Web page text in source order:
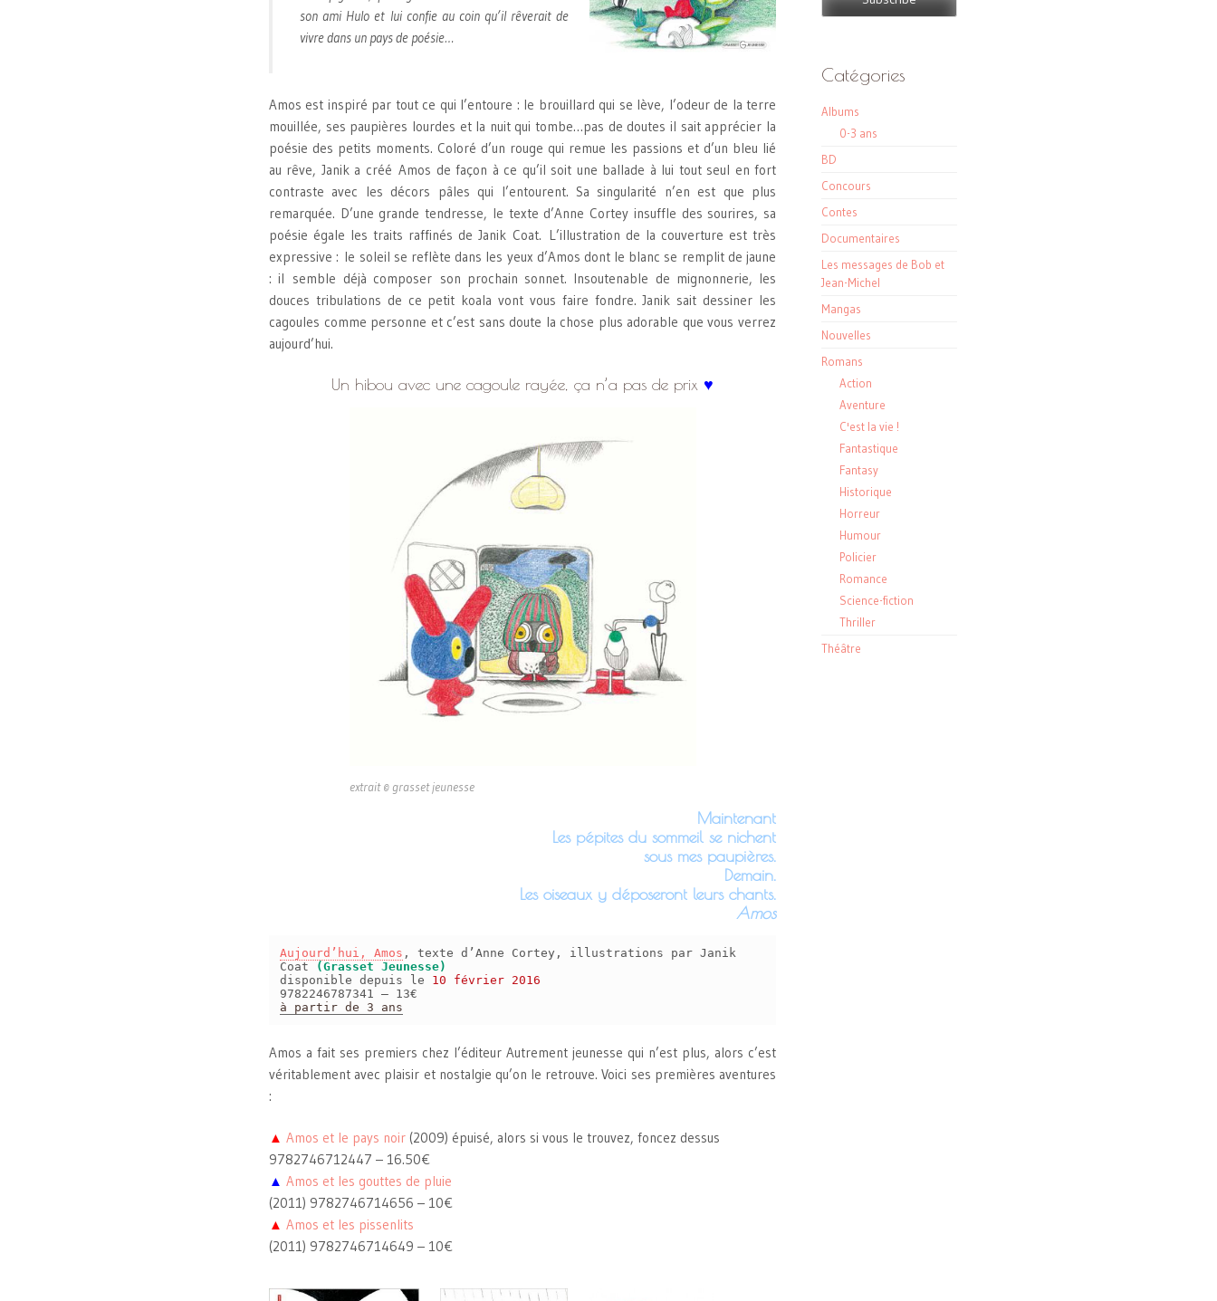
son ami Hulo et lui confie au coin qu’il rêverait de
vivre dans un pays de poésie…
Amos est inspiré par tout ce qui l’entoure : le brouillard qui se lève, l’odeur de la terre
mouillée, ses paupières lourdes et la nuit qui tombe…pas de doutes il sait apprécier la
poésie des petits moments. Coloré d’un rouge qui remue les passions et d’un bleu lié
au rêve, Janik a créé Amos de façon à ce qu’il soit une ballade à lui tout seul en fort
contraste avec les décors pâles qui l’entourent. Sa singularité n’en est que plus
remarquée. D’une grande tendresse, le texte d’Anne Cortey insuffle des sourires, sa
poésie égale les traits raffinés de Janik Coat. L’illustration de la couverture est très
expressive : le soleil se reflète dans les yeux d’Amos dont le blanc se remplit de jaune
: il semble déjà composer son prochain sonnet. Insoutenable de mignonnerie, les
douces tribulations de ce petit koala vont vous faire fondre. Janik sait dessiner les
cagoules comme personne et c’est sans doute la chose plus adorable que vous verrez
aujourd’hui.
Un hibou avec une cagoule rayée, ça n’a pas de prix ♥
extrait © grasset jeunesse
Maintenant
Les pépites du sommeil se nichent
sous mes paupières.
Demain.
Les oiseaux y déposeront leurs chants.
Amos
Aujourd’hui, Amos , texte d’Anne Cortey, illustrations par Janik
Coat
(Grasset Jeunesse)
disponible depuis le 10 février 2016
9782246787341 – 13€
à partir de 3 ans
Amos a fait ses premiers chez l’éditeur Autrement jeunesse qui n’est plus, alors c’est
véritablement avec plaisir et nostalgie qu’on le retrouve. Voici ses premières aventures
:
▲ Amos et le pays noir (2009) épuisé, alors si vous le trouvez, foncez dessus
9782746712447 – 16.50€
▲ Amos et les gouttes de pluie
(2011) 9782746714656 – 10€
▲ Amos et les pissenlits
(2011) 9782746714649 – 10€
Catégories
Albums
0-3 ans
BD
Concours
Contes
Documentaires
Les messages de Bob et
Jean-Michel
Mangas
Nouvelles
Romans
Action
Aventure
C'est la vie !
Fantastique
Fantasy
Historique
Horreur
Humour
Policier
Romance
Science-fiction
Thriller
Théâtre